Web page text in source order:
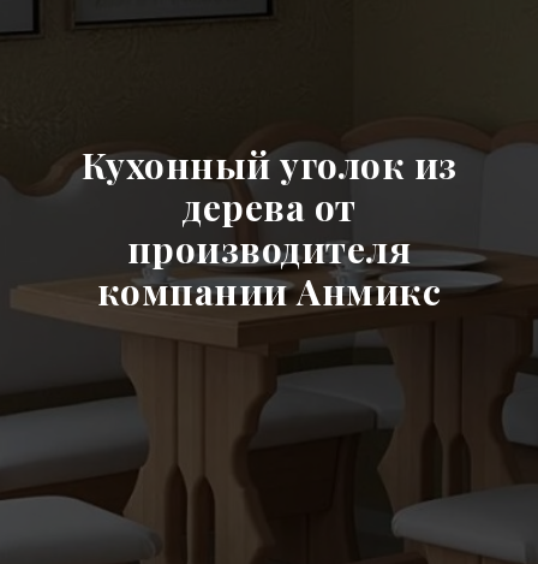
Кухонный уголок из
дерева от
производителя
компании Анмикс